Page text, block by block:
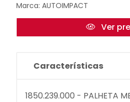
Marca: AUTOIMPACT
Ver
Características
1850.239.000 - PALHETA